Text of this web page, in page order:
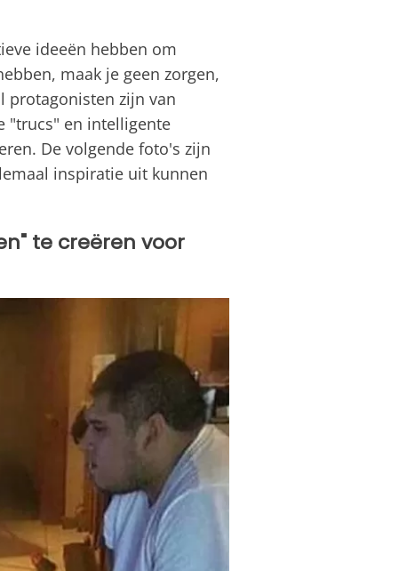
ideeën hebben om
maak je geen zorgen,
protagonisten zijn van
"trucs" en intelligente
De volgende foto's zijn
inspiratie uit kunnen
te creëren voor